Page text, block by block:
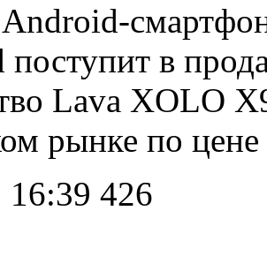
в
Lava XOLO
рынке по
16:39 426